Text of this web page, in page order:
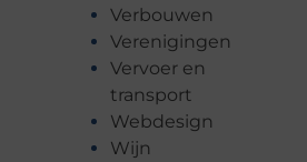
Verbouwen
Verenigingen
Vervoer en
transport
Webdesign
Wijn